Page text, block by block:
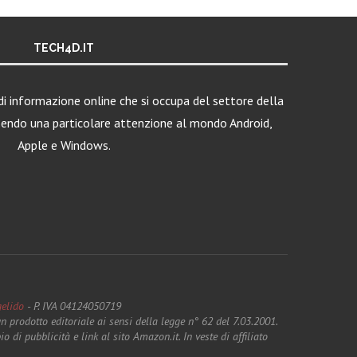
TECH4D.IT
informazione online che si occupa del settore della
una particolare attenzione al mondo Android,
Apple e Windows.
- P. IVA 04124050719
editoriale ai sensi della legge n° 62 del 7.03.2001.
di pubblicità e link al sito Amazon.it. In veste di affiliato